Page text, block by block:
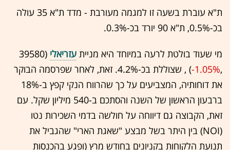
ת"א עוברת בשעה זו למגמה מעורבת - מדד ת"א 35 עולה
בכ-0.5%, ת"א 90 יורד בכ-0.3%.
מי שעוד בולטת לרעה במיוחד היא מניית עזריאלי (39580
,‎
-1.05%
‏) , שצוללת בכ-4.2%. זאת, לאחר שפרסמה הבוקר
את דוחותיה, המצביעים על כך שהרווח הנקי קפץ ב-18%
ברבעון הראשון של השנה והסתכם ב-540 מיליון שקל. עם
זאת, הקבוצה גם דיווחה על חולשה בדמי השכירות נטו
(NOI) בין היתר בשל מבצע "שאגת הארי" שהגביל את
תנועת הלקוחות בקניונים בחודש מרץ (ופגע בהכנסות